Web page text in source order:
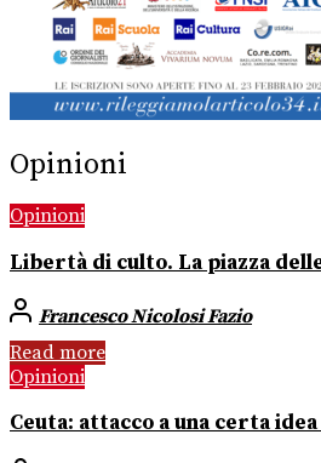
Opinioni
Opinioni
Libertà di culto. La piazza
Francesco Nicolosi Fazio
Read more
Opinioni
Ceuta: attacco a una certa